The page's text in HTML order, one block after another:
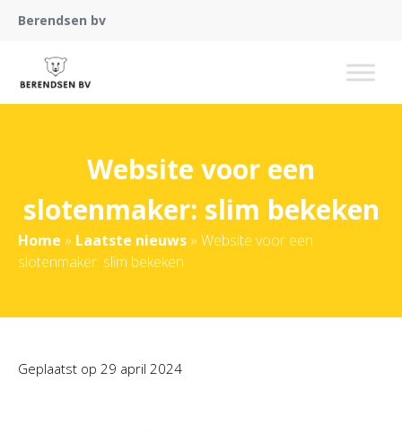
Berendsen bv
Website voor een
slotenmaker: slim bekeken
Home » Laatste nieuws » Website voor een
slotenmaker: slim bekeken
Geplaatst op 29 april 2024